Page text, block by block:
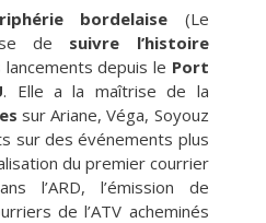
bordelaise (Le
de suivre l’histoire
depuis le Port
. Elle a la maîtrise de la
sur Ariane, Véga, Soyouz
sur des événements plus
du premier courrier
l’ARD, l’émission de
de l’ATV acheminés